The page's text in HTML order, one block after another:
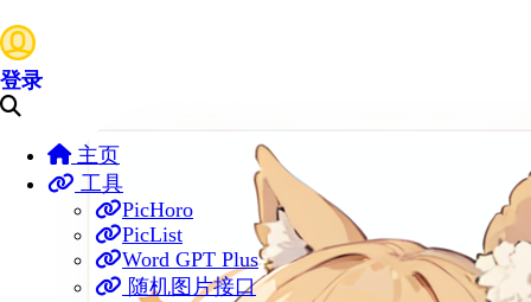
登录
主页
工具
PicHoro
PicList
Word GPT Plus
随机图片接口